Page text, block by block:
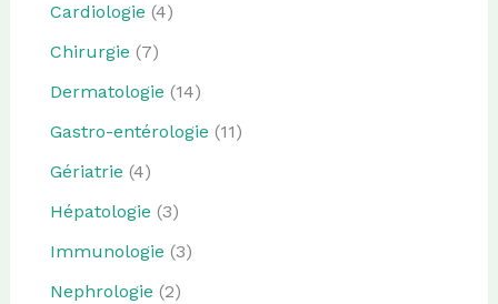
Cardiologie (4)
Chirurgie (7)
Dermatologie (14)
Gastro-entérologie (11)
Gériatrie (4)
Hépatologie (3)
Immunologie (3)
Nephrologie (2)